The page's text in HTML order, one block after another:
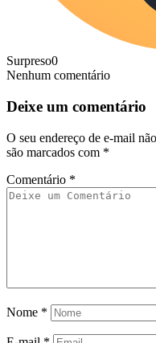
Surpreso0
Nenhum comentário
Deixe um comentário
O seu endereço de e-mail
são marcados com *
Comentário *
Nome *